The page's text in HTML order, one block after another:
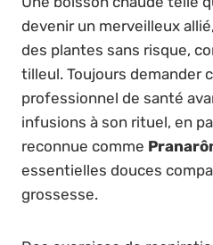
devenir un merveilleux
des plantes sans risque,
tilleul. Toujours demander
professionnel de santé
infusions à son rituel, en
reconnue comme
essentielles douces
grossesse.